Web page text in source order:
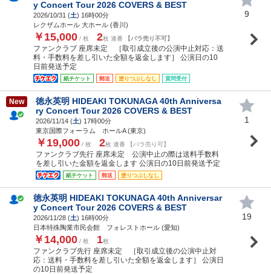
y Concert Tour 2026 COVERS & BEST
2026/10/31 (土) 16時00分
レクザムホール 大ホール (香川)
￥15,000 / 枚 2枚 連番 【バラ売り不可】
ファンクラブ 座席未定 ［取引成立後の公演中止対応：送
料・手数料を差し引いた全額を返金します］ 公演日の10
日前発送予定
紙チケット 郵送 塗りつぶしなし 質問受付
9
New
徳永英明 HIDEAKI TOKUNAGA 40th Anniversa
ry Concert Tour 2026 COVERS & BEST
2026/11/14 (土) 17時00分
東京国際フォーラム ホールA (東京)
￥19,000 / 枚 2枚 連番 【バラ売り可】
ファンクラブ先行 座席未定 公演中止の際は送料手数料
を差し引いた金額を返金します 公演日の10日前発送予定
紙チケット 郵送 塗りつぶしなし
1
徳永英明 HIDEAKI TOKUNAGA 40th Anniversar
y Concert Tour 2026 COVERS & BEST
2026/11/28 (土) 16時00分
日本特殊陶業市民会館 フォレストホール (愛知)
￥14,000 / 枚 1枚
ファンクラブ先行 座席未定 ［取引成立後の公演中止対
応：送料・手数料を差し引いた全額を返金します］ 公演日
の10日前発送予定
19